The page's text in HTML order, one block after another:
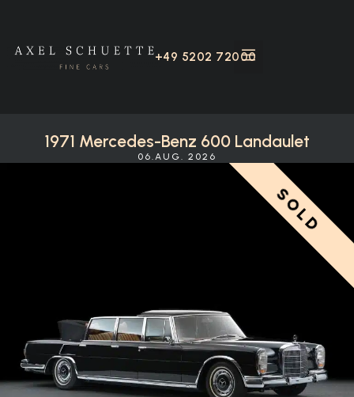
+49 5202 72000
1971 Mercedes-Benz 600 Landaulet
06.AUG. 2026